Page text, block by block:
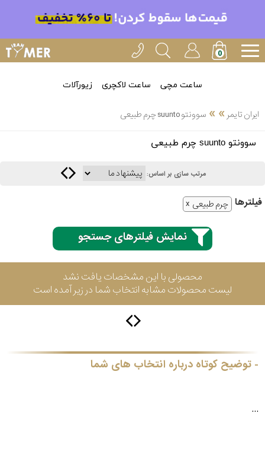
ساعت مچی ساعت لاکچری زیورآلات
ایران تایمر »
» سوونتو suunto چرم طبیعی
سوونتو suunto چرم طبیعی
مرتب سازی بر اساس:
فیلتر‌ها چرم طبیعی
نمایش فیلترهای جستجو
محصولی با این مشخصات یافت نشد
لیست محصولات مشابه انتخاب شما در زیر آمده است
توضیح کوتاه درباره انتخاب های شما
...
انتخاب
بین 3
3
پی
باتری
هایتون